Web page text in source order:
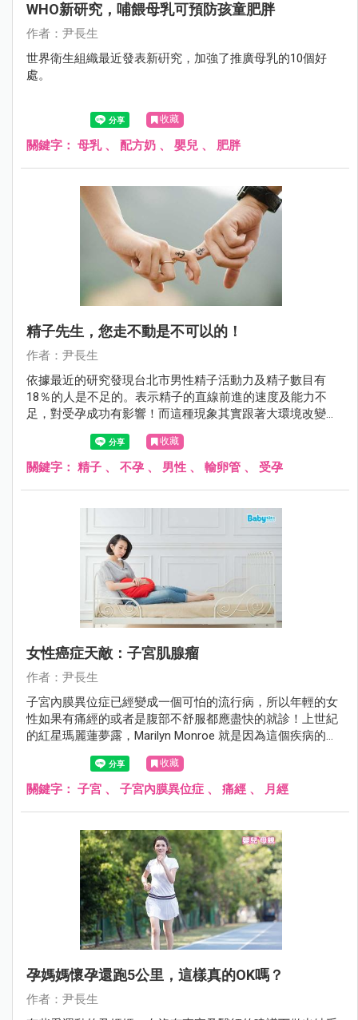
WHO新研究，哺餵母乳可預防孩童肥胖
作者：尹長生
世界衛生組織最近發表新硏究，加強了推廣母乳的10個好
處。
收藏
關鍵字： 母乳、 配方奶 、 嬰兒 、 肥胖
精子先生，您走不動是不可以的！
作者：尹長生
依據最近的研究發現台北市男性精子活動力及精子數目有
18％的人是不足的。表示精子的直線前進的速度及能力不
足，對受孕成功有影響！而這種現象其實跟著大環境改變，
在壯年男子身上也已經不少見！這也是男性不孕的最大原
收藏
關鍵字： 精子 、 不孕 、 男性 、 輸卵管 、 受孕
女性癌症天敵：子宮肌腺瘤
作者：尹長生
子宮內膜異位症已經變成一個可怕的流行病，所以年輕的女
性如果有痛經的或者是腹部不舒服都應盡快的就診！上世紀
的紅星瑪麗蓮夢露，Marilyn Monroe 就是因為這個疾病的困
擾最後自殺身亡！
收藏
關鍵字： 子宮 、 子宮內膜異位症 、 痛經 、 月經
孕媽媽懷孕還跑5公里，這樣真的OK嗎？
作者：尹長生